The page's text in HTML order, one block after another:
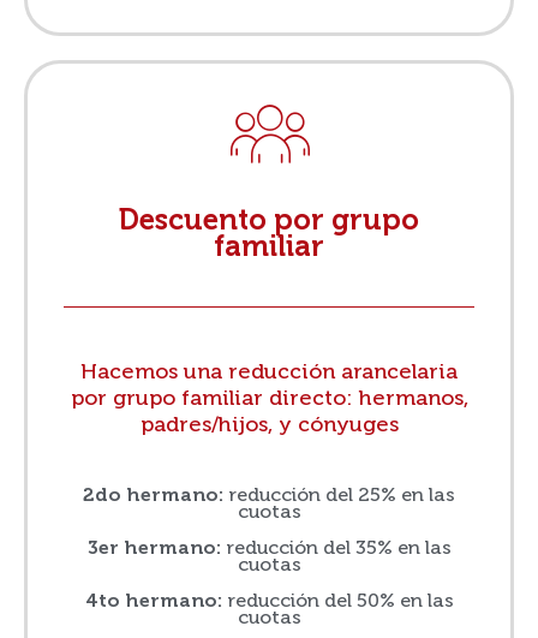
Descuento por grupo
familiar
Hacemos una reducción arancelaria
por grupo familiar directo: hermanos,
padres/hijos, y cónyuges
2do hermano: reducción del 25% en las
cuotas
3er hermano: reducción del 35% en las
cuotas
4to hermano: reducción del 50% en las
cuotas